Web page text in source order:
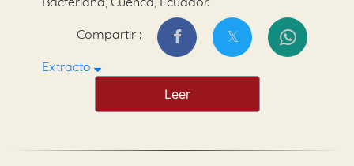
Compartir :
Extracto
Leer